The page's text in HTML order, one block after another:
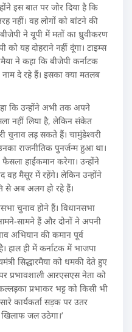
इस बात पर जोर दिया है कि
नहीं। वह लोगों को बांटने की
ने यूपी में मतों का ध्रुवीकरण
यह दोहराने नहीं दूंगा। टाइम्स
ने कहा कि बीजेपी कर्नाटक
दे रहे हैं। इसका क्या मतलब
कि उन्होंने अभी तक अपने
नहीं लिया है, लेकिन संकेत
चुनाव लड़ सकते हैं। चामुंडेश्वरी
राजनीतिक पुनर्जन्म हुआ था।
हाईकमान करेगा। उन्होंने
वह मैसूर में रहेंगे। लेकिन उन्होंने
से अब अलग हो रहे हैं।
चुनाव होने हैं। विधानसभा
सामने हैं और दोनों ने अपनी
अभियान की कमान पूर्व
हाल ही में कर्नाटक में भाजपा
सिद्धारमैया को धमकी देते हुए
प्रभावशाली आरएसएस नेता को
प्रभाकर भट्ट को किसी भी
कार्यकर्ता सड़क पर उतर
जल उठेगा।’